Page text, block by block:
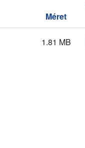
Méret
1.81 MB